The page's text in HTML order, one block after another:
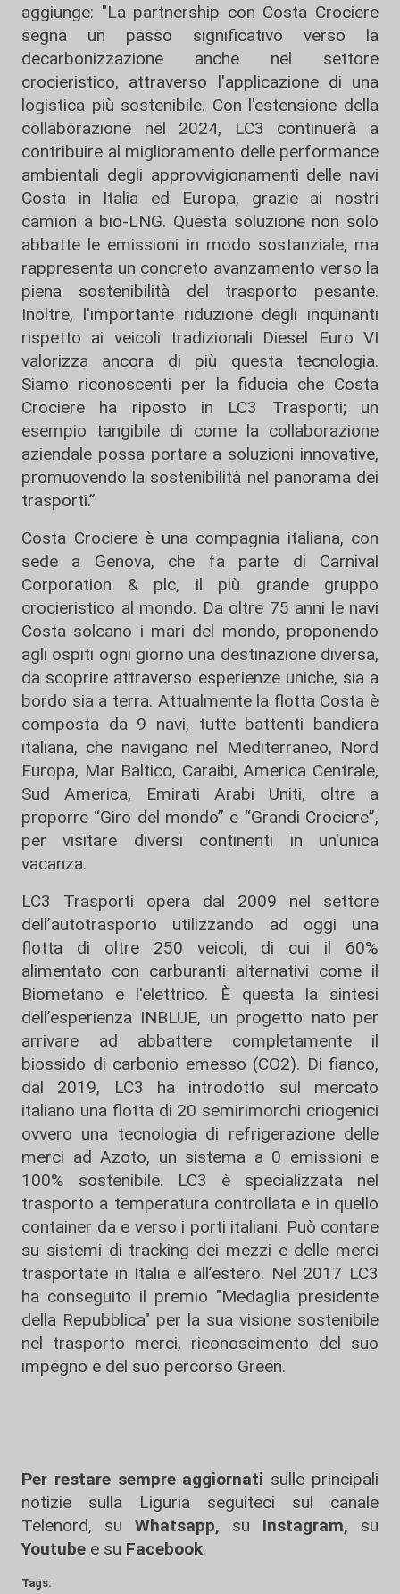
aggiunge: "La partnership con Costa Crociere
segna un passo significativo verso la
decarbonizzazione anche nel settore
crocieristico, attraverso l'applicazione di una
logistica più sostenibile. Con l'estensione della
collaborazione nel 2024, LC3 continuerà a
contribuire al miglioramento delle performance
ambientali degli approvvigionamenti delle navi
Costa in Italia ed Europa, grazie ai nostri
camion a bio-LNG. Questa soluzione non solo
abbatte le emissioni in modo sostanziale, ma
rappresenta un concreto avanzamento verso la
piena sostenibilità del trasporto pesante.
Inoltre, l'importante riduzione degli inquinanti
rispetto ai veicoli tradizionali Diesel Euro VI
valorizza ancora di più questa tecnologia.
Siamo riconoscenti per la fiducia che Costa
Crociere ha riposto in LC3 Trasporti; un
esempio tangibile di come la collaborazione
aziendale possa portare a soluzioni innovative,
promuovendo la sostenibilità nel panorama dei
trasporti.”
Costa Crociere è una compagnia italiana, con
sede a Genova, che fa parte di Carnival
Corporation & plc, il più grande gruppo
crocieristico al mondo. Da oltre 75 anni le navi
Costa solcano i mari del mondo, proponendo
agli ospiti ogni giorno una destinazione diversa,
da scoprire attraverso esperienze uniche, sia a
bordo sia a terra. Attualmente la flotta Costa è
composta da 9 navi, tutte battenti bandiera
italiana, che navigano nel Mediterraneo, Nord
Europa, Mar Baltico, Caraibi, America Centrale,
Sud America, Emirati Arabi Uniti, oltre a
proporre “Giro del mondo” e “Grandi Crociere”,
per visitare diversi continenti in un'unica
vacanza.
LC3 Trasporti opera dal 2009 nel settore
dell’autotrasporto utilizzando ad oggi una
flotta di oltre 250 veicoli, di cui il 60%
alimentato con carburanti alternativi come il
Biometano e l'elettrico. È questa la sintesi
dell’esperienza INBLUE, un progetto nato per
arrivare ad abbattere completamente il
biossido di carbonio emesso (CO2). Di fianco,
dal 2019, LC3 ha introdotto sul mercato
italiano una flotta di 20 semirimorchi criogenici
ovvero una tecnologia di refrigerazione delle
merci ad Azoto, un sistema a 0 emissioni e
100% sostenibile. LC3 è specializzata nel
trasporto a temperatura controllata e in quello
container da e verso i porti italiani. Può contare
su sistemi di tracking dei mezzi e delle merci
trasportate in Italia e all’estero. Nel 2017 LC3
ha conseguito il premio "Medaglia presidente
della Repubblica" per la sua visione sostenibile
nel trasporto merci, riconoscimento del suo
impegno e del suo percorso Green.
Per restare sempre aggiornati sulle principali
notizie sulla Liguria seguiteci sul canale
Telenord, su
Whatsapp, su Instagram, su
Youtube e su Facebook.
Tags: